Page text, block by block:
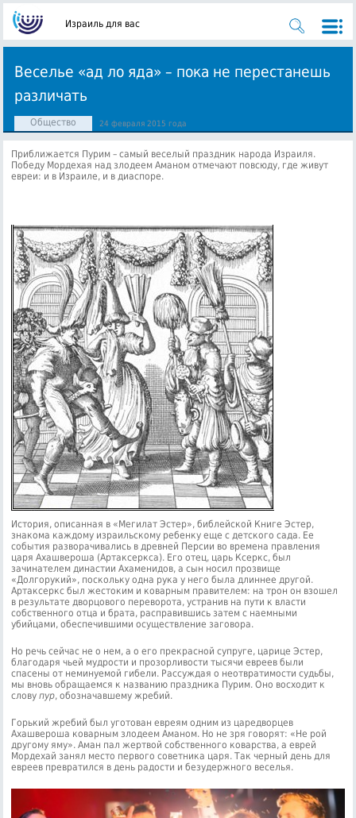
Израиль для вас
Веселье «ад ло яда» – пока не перестанешь
различать
Общество 24 февраля 2015 года
Приближается Пурим – самый веселый праздник народа Израиля.
Победу Мордехая над злодеем Аманом отмечают повсюду, где живут
евреи: и в Израиле, и в диаспоре.
История, описанная в «Мегилат Эстер», библейской Книге Эстер,
знакома каждому израильскому ребенку еще с детского сада. Ее
события разворачивались в древней Персии во времена правления
царя Ахашвероша (Артаксеркса). Его отец, царь Ксеркс, был
зачинателем династии Ахаменидов, а сын носил прозвище
«Долгорукий», поскольку одна рука у него была длиннее другой.
Артаксеркс был жестоким и коварным правителем: на трон он взошел
в результате дворцового переворота, устранив на пути к власти
собственного отца и брата, расправившись затем с наемными
убийцами, обеспечившими осуществление заговора.
Но речь сейчас не о нем, а о его прекрасной супруге, царице Эстер,
благодаря чьей мудрости и прозорливости тысячи евреев были
спасены от неминуемой гибели. Рассуждая о неотвратимости судьбы,
мы вновь обращаемся к названию праздника Пурим. Оно восходит к
словупур, обозначавшему жребий.
Горький жребий был уготован евреям одним из царедворцев
Ахашвероша коварным злодеем Аманом. Но не зря говорят: «Не рой
другому яму». Аман пал жертвой собственного коварства, а еврей
Мордехай занял место первого советника царя. Так черный день для
евреев превратился в день радости и безудержного веселья.